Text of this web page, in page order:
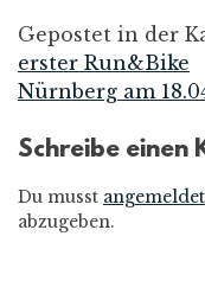
Gepostet in der
Beitrags-
Navigation
erster Run&Bike
Nürnberg am
Schreibe einen
Du musst angemeldet
abzugeben.